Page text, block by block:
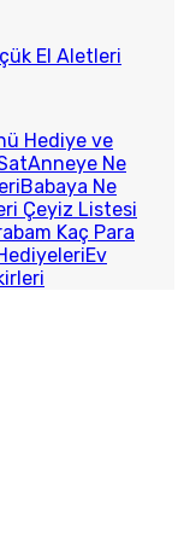
El Aletleri
Hediye ve
Anneye Ne
Babaya Ne
Çeyiz Listesi
Kaç Para
Ev